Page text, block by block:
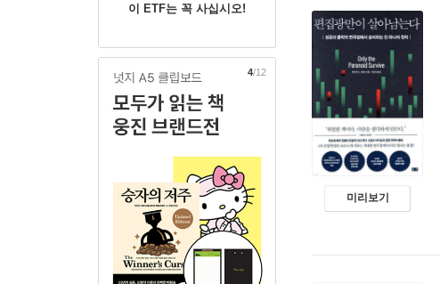
이 ETF는 꼭 사십시오!
5/12
미리보기